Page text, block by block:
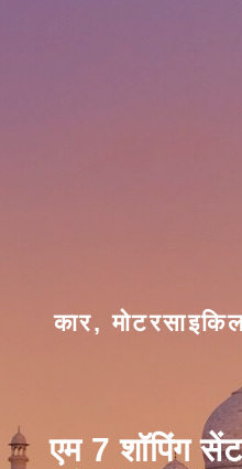
कार,
एम 7 शॉपिंग